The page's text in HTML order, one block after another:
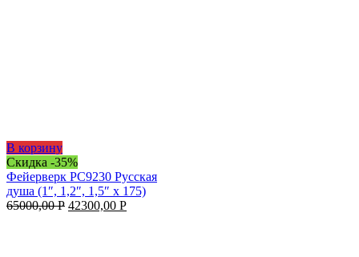
В корзину
Скидка -35%
Фейерверк РС9230 Русская
душа (1″, 1,2″, 1,5″ х 175)
65000,00Р 42300,00 Р